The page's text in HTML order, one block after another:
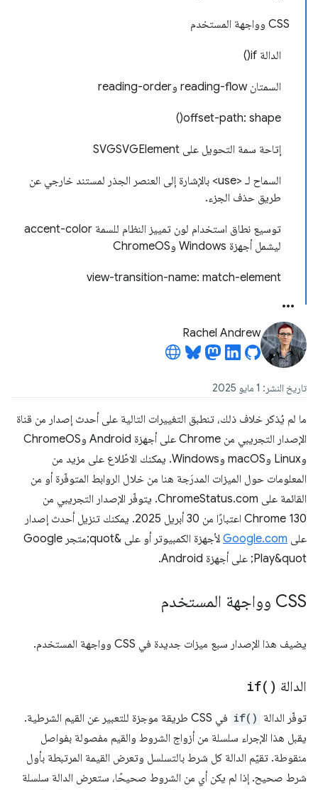
CSS وواجهة المستخدم
الدالة if()
السمتان reading-flow وreading-order
offset-path: shape()
إتاحة سمة التحويل على SVGSVGElement
السماح لـ <use> بالإشارة إلى العنصر الجذر لمستند خارجي عن
طريق حذف الجزء.
توسيع نطاق استخدام لون تمييز النظام للسمة accent-color
ليشمل أجهزة Windows وChromeOS
view-transition-name: match-element
Rachel Andrew
تاريخ النشر: 1 مايو 2025
ما لم يُذكر خلاف ذلك، تنطبق التغييرات التالية على أحدث إصدار من قناة
الإصدار التجريبي من Chrome على أجهزة Android وChromeOS
وLinux وmacOS وWindows. يمكنك الاطّلاع على مزيد من
المعلومات حول الميزات المدرَجة هنا من خلال الروابط المتوفّرة أو من
القائمة على ChromeStatus.com. يتوفّر الإصدار التجريبي من
Chrome 130 اعتبارًا من 30 أبريل 2025. يمكنك تنزيل أحدث إصدار
على Google.com
لأجهزة الكمبيوتر أو على &quot;متجر Google
Play&quot; على أجهزة Android.
CSS وواجهة المستخدم
يضيف هذا الإصدار سبع ميزات جديدة في CSS وواجهة المستخدم.
الدالة if( )
توفّر الدالة if()
في CSS طريقة موجزة للتعبير عن القيم الشرطية.
يقبل هذا الإجراء سلسلة من أزواج الشروط والقيم مفصولة بفواصل
منقوطة. تقيّم الدالة كل شرط بالتسلسل وتعرض القيمة المرتبطة بأول
شرط صحيح. إذا لم يكن أي من الشروط صحيحًا، ستعرض الدالة سلسلة